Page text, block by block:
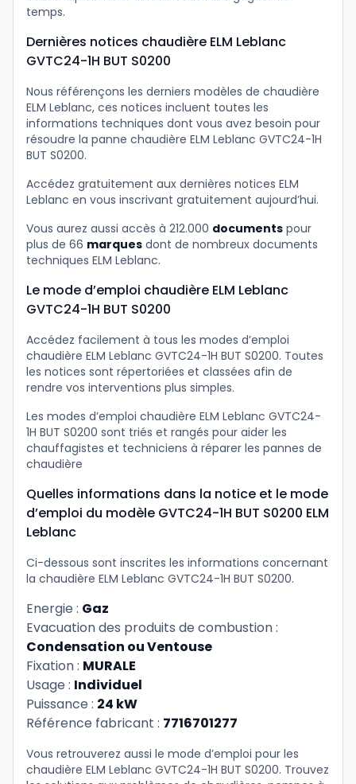
temps.
Dernières notices chaudière ELM Leblanc
GVTC24-1H BUT S0200
Nous référençons les derniers modèles de chaudière
ELM Leblanc, ces notices incluent toutes les
informations techniques dont vous avez besoin pour
résoudre la panne chaudière ELM Leblanc GVTC24-1H
BUT S0200.
Accédez gratuitement aux dernières notices ELM
Leblanc en vous inscrivant gratuitement aujourd’hui.
Vous aurez aussi accès à 212.000 documents pour
plus de 66 marques dont de nombreux documents
techniques ELM Leblanc.
Le mode d’emploi chaudière ELM Leblanc
GVTC24-1H BUT S0200
Accédez facilement à tous les modes d’emploi
chaudière ELM Leblanc GVTC24-1H BUT S0200. Toutes
les notices sont répertoriées et classées afin de
rendre vos interventions plus simples.
Les modes d’emploi chaudière ELM Leblanc GVTC24-
1H BUT S0200 sont triés et rangés pour aider les
chauffagistes et techniciens à réparer les pannes de
chaudière
Quelles informations dans la notice et le mode
d’emploi du modèle GVTC24-1H BUT S0200 ELM
Leblanc
Ci-dessous sont inscrites les informations concernant
la chaudière ELM Leblanc GVTC24-1H BUT S0200.
Energie : Gaz
Evacuation des produits de combustion :
Condensation ou Ventouse
Fixation : MURALE
Usage : Individuel
Puissance : 24 kW
Référence fabricant : 7716701277
Vous retrouverez aussi le mode d’emploi pour les
chaudière ELM Leblanc GVTC24-1H BUT S0200. Trouvez